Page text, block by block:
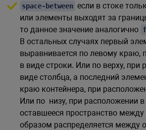
space-between если в стоке
или элементы выходят за
то данное значение аналогично
В остальных случаях первый
выравнивается по левому краю,
в виде строки. Или по верху, при
виде столбца, а последний
краю контейнера, при
Или по низу, при расположении
оставшееся пространство
образом распределяется между